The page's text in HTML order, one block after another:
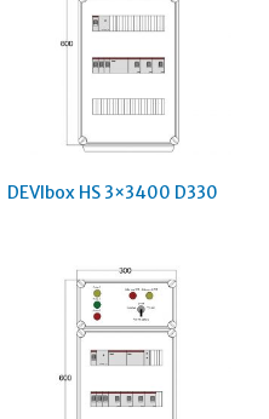
DEVIbox HS 3×3400 D330